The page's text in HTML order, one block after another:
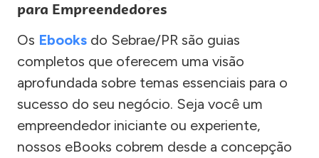
para Empreendedores
Os Ebooks do Sebrae/PR são guias
completos que oferecem uma visão
aprofundada sobre temas essenciais para o
sucesso do seu negócio. Seja você um
empreendedor iniciante ou experiente,
nossos eBooks cobrem desde a concepção